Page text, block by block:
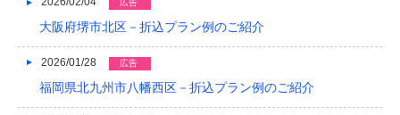
2021/03
2020/12
広告
大阪府堺市北区－折込プラン例のご紹介
2026/01/28 広告
福岡県北九州市八幡西区－折込プラン例のご紹介